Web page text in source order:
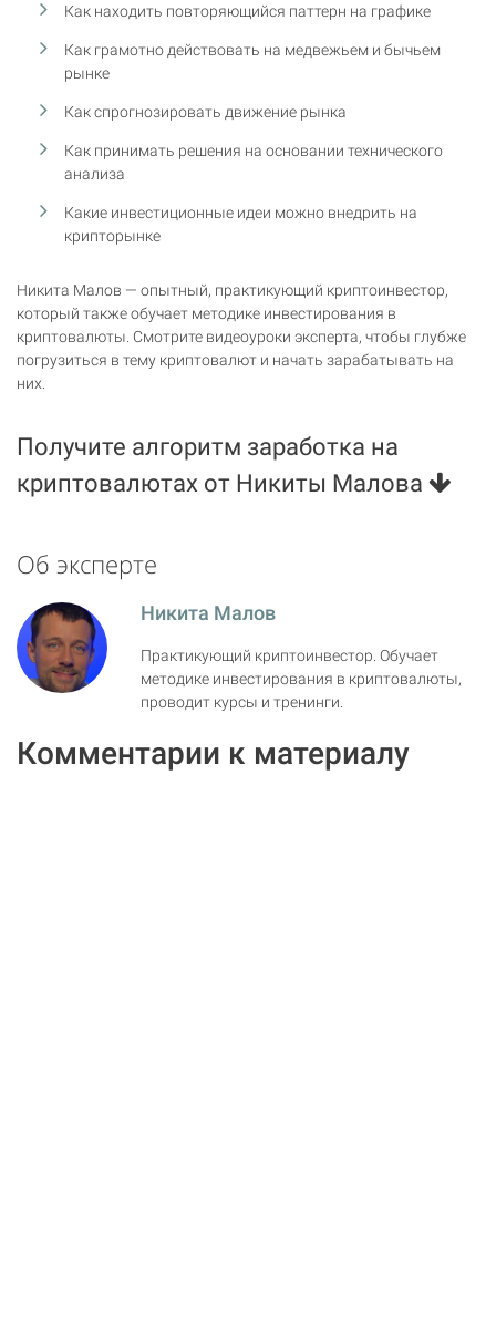
Как находить повторяющийся паттерн на графике
Как грамотно действовать на медвежьем и бычьем
рынке
Как спрогнозировать движение рынка
Как принимать решения на основании технического
анализа
Какие инвестиционные идеи можно внедрить на
крипторынке
Никита Малов — опытный, практикующий криптоинвестор,
который также обучает методике инвестирования в
криптовалюты. Смотрите видеоуроки эксперта, чтобы глубже
погрузиться в тему криптовалют и начать зарабатывать на
них.
Получите алгоритм заработка на
криптовалютах от Никиты Малова
Об эксперте
Никита Малов
Практикующий криптоинвестор. Обучает
методике инвестирования в криптовалюты,
проводит курсы и тренинги.
Комментарии к материалу